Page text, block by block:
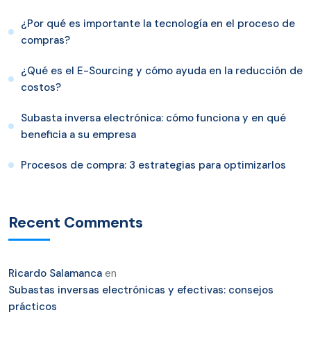
¿Por qué es importante la tecnología en el proceso de
compras?
¿Qué es el E-Sourcing y cómo ayuda en la reducción de
costos?
Subasta inversa electrónica: cómo funciona y en qué
beneficia a su empresa
Procesos de compra: 3 estrategias para optimizarlos
Recent Comments
Ricardo Salamanca en
Subastas inversas electrónicas y efectivas: consejos
prácticos